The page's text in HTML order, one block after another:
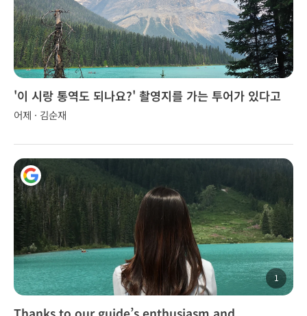
1
'이 시랑 통역도 되나요?' 촬영지를 가는 투어가 있다고
해서 신청
어제 · 김순재
1